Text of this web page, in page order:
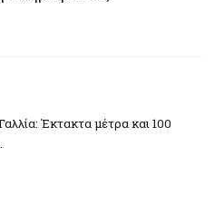
Έκτακτα μέτρα και 100